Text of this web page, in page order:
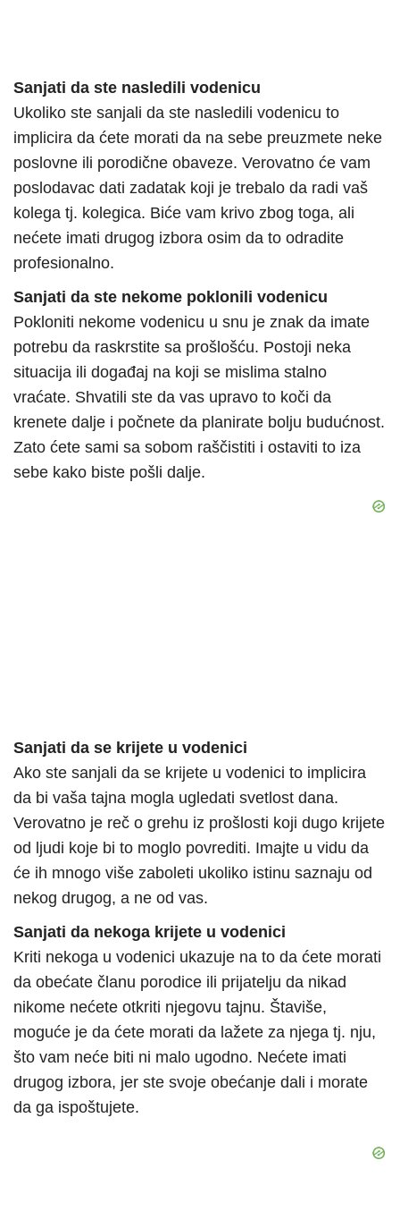
Sanjati da ste nasledili vodenicu
Ukoliko ste sanjali da ste nasledili vodenicu to
implicira da ćete morati da na sebe preuzmete neke
poslovne ili porodične obaveze. Verovatno će vam
poslodavac dati zadatak koji je trebalo da radi vaš
kolega tj. kolegica. Biće vam krivo zbog toga, ali
nećete imati drugog izbora osim da to odradite
profesionalno.
Sanjati da ste nekome poklonili vodenicu
Pokloniti nekome vodenicu u snu je znak da imate
potrebu da raskrstite sa prošlošću. Postoji neka
situacija ili događaj na koji se mislima stalno
vraćate. Shvatili ste da vas upravo to koči da
krenete dalje i počnete da planirate bolju budućnost.
Zato ćete sami sa sobom raščistiti i ostaviti to iza
sebe kako biste pošli dalje.
Sanjati da se krijete u vodenici
Ako ste sanjali da se krijete u vodenici to implicira
da bi vaša tajna mogla ugledati svetlost dana.
Verovatno je reč o grehu iz prošlosti koji dugo krijete
od ljudi koje bi to moglo povrediti. Imajte u vidu da
će ih mnogo više zaboleti ukoliko istinu saznaju od
nekog drugog, a ne od vas.
Sanjati da nekoga krijete u vodenici
Kriti nekoga u vodenici ukazuje na to da ćete morati
da obećate članu porodice ili prijatelju da nikad
nikome nećete otkriti njegovu tajnu. Štaviše,
moguće je da ćete morati da lažete za njega tj. nju,
što vam neće biti ni malo ugodno. Nećete imati
drugog izbora, jer ste svoje obećanje dali i morate
da ga ispoštujete.